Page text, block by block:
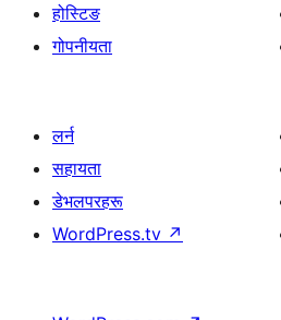
होस्टिङ
गोपनीयता
लर्न
सहायता
डेभलपरहरू
WordPress.tv ↗